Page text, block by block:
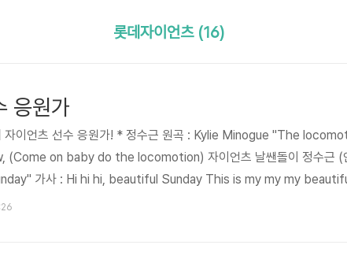
롯데자이언츠 (16)
응원가
자이언츠 선수 응원가! * 정수근 원곡 : Kylie Minogue "The
on baby do the locomotion) 자이언츠 날쌘돌이 정수근 (
가사 : Hi hi hi, beautiful Sunday This is my my my
오~ * 이대호 원곡 : 자우림 "하하하송" 가사 : 라라라라 마음에 마음